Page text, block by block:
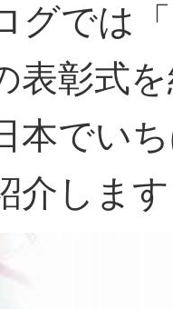
グでは
表彰式
本でい
介しま